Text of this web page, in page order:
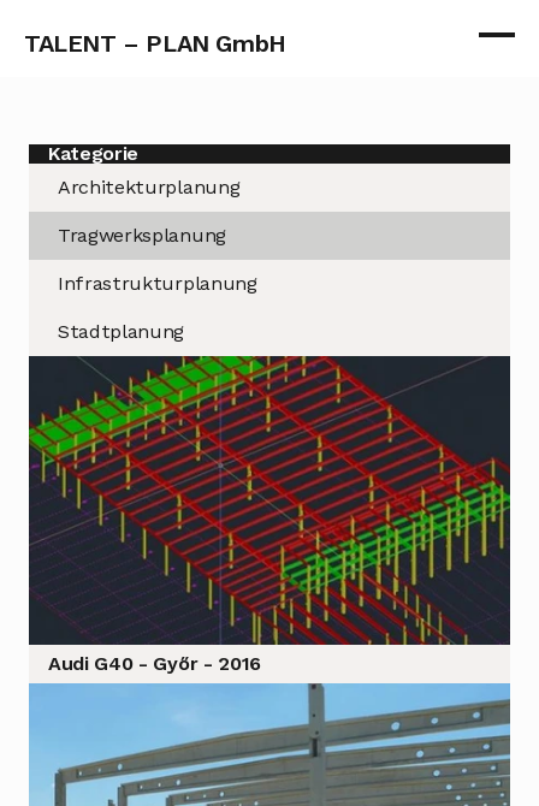
TALENT – PLAN GmbH
Kategorie
Architekturplanung
Tragwerksplanung
Infrastrukturplanung
Stadtplanung
Audi G40 - Győr - 2016